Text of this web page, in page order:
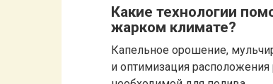
Какие технологии
жарком климате?
Капельное орошение,
и оптимизация